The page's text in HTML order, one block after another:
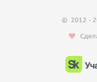
© 2012 -